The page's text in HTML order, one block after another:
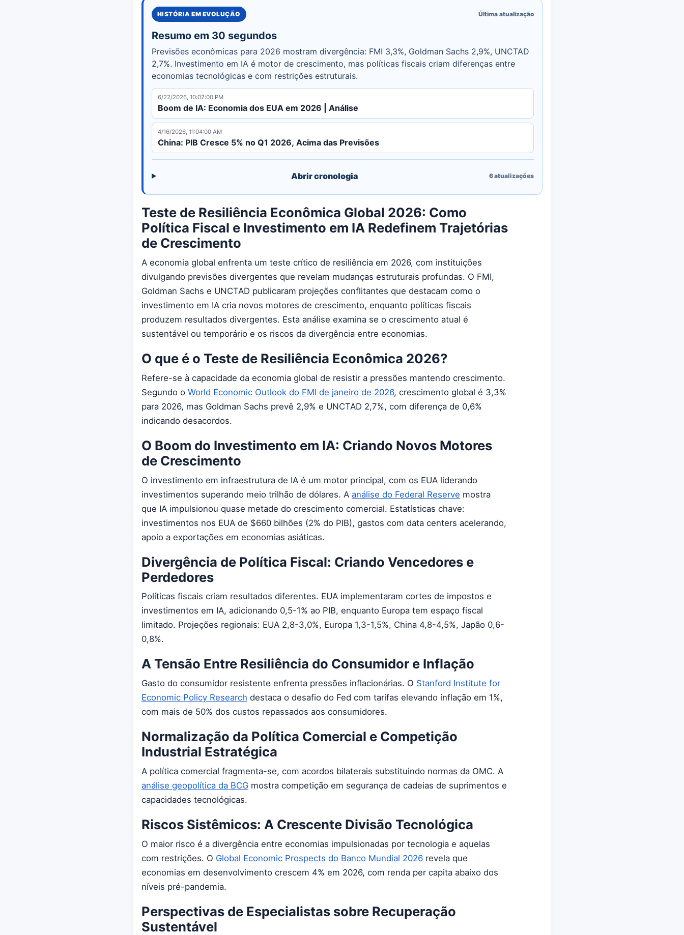
HISTÓRIA EM EVOLUÇÃO Última atualização
Resumo em 30 segundos
Previsões econômicas para 2026 mostram divergência: FMI 3,3%, Goldman Sachs 2,9%, UNCTAD
2,7%. Investimento em IA é motor de crescimento, mas políticas fiscais criam diferenças entre
economias tecnológicas e com restrições estruturais.
6/22/2026, 10:02:00 PM
Boom de IA: Economia dos EUA em 2026 | Análise
4/16/2026, 11:04:00 AM
China: PIB Cresce 5% no Q1 2026, Acima das Previsões
Abrir cronologia 6atualizações
Teste de Resiliência Econômica Global 2026: Como
Política Fiscal e Investimento em IA Redefinem Trajetórias
de Crescimento
A economia global enfrenta um teste crítico de resiliência em 2026, com instituições
divulgando previsões divergentes que revelam mudanças estruturais profundas. O FMI,
Goldman Sachs e UNCTAD publicaram projeções conflitantes que destacam como o
investimento em IA cria novos motores de crescimento, enquanto políticas fiscais
produzem resultados divergentes. Esta análise examina se o crescimento atual é
sustentável ou temporário e os riscos da divergência entre economias.
O que é o Teste de Resiliência Econômica 2026?
Refere-se à capacidade da economia global de resistir a pressões mantendo crescimento.
Segundo o World Economic Outlook do FMI de janeiro de 2026, crescimento global é 3,3%
para 2026, mas Goldman Sachs prevê 2,9% e UNCTAD 2,7%, com diferença de 0,6%
indicando desacordos.
O Boom do Investimento em IA: Criando Novos Motores
de Crescimento
O investimento em infraestrutura de IA é um motor principal, com os EUA liderando
investimentos superando meio trilhão de dólares. A análise do Federal Reserve mostra
que IA impulsionou quase metade do crescimento comercial. Estatísticas chave:
investimentos nos EUA de $660 bilhões (2% do PIB), gastos com data centers acelerando,
apoio a exportações em economias asiáticas.
Divergência de Política Fiscal: Criando Vencedores e
Perdedores
Políticas fiscais criam resultados diferentes. EUA implementaram cortes de impostos e
investimentos em IA, adicionando 0,5-1% ao PIB, enquanto Europa tem espaço fiscal
limitado. Projeções regionais: EUA 2,8-3,0%, Europa 1,3-1,5%, China 4,8-4,5%, Japão 0,6-
0,8%.
A Tensão Entre Resiliência do Consumidor e Inflação
Gasto do consumidor resistente enfrenta pressões inflacionárias. O Stanford Institute for
Economic Policy Research destaca o desafio do Fed com tarifas elevando inflação em 1%,
com mais de 50% dos custos repassados aos consumidores.
Normalização da Política Comercial e Competição
Industrial Estratégica
A política comercial fragmenta-se, com acordos bilaterais substituindo normas da OMC. A
análise geopolítica da BCG mostra competição em segurança de cadeias de suprimentos e
capacidades tecnológicas.
Riscos Sistêmicos: A Crescente Divisão Tecnológica
O maior risco é a divergência entre economias impulsionadas por tecnologia e aquelas
com restrições. O Global Economic Prospects do Banco Mundial 2026 revela que
economias em desenvolvimento crescem 4% em 2026, com renda per capita abaixo dos
níveis pré-pandemia.
Perspectivas de Especialistas sobre Recuperação
Sustentável